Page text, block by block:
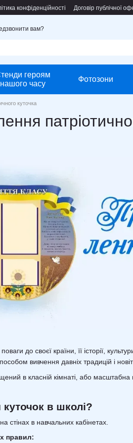
конфіденційності Договір публічної
вам?
героям
нашого часу
Фотозони
куточка
до своєї країни, її історії,
вивчення давніх традицій і
в класній кімнаті, або
в школі?
стінах в навчальних кабінетах.
правил: